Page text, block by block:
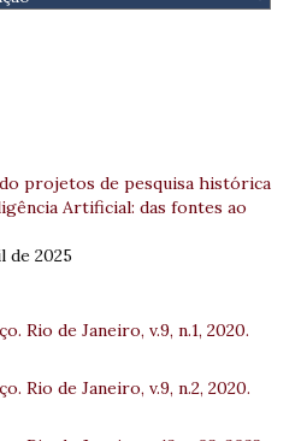
projetos de pesquisa histórica
Artificial: das fontes ao
de 2025
Rio de Janeiro, v.9, n.1, 2020.
Rio de Janeiro, v.9, n.2, 2020.